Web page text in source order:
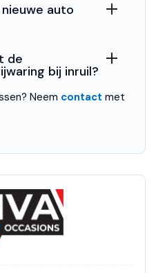
auto
de
bij inruil?
Neem contact met